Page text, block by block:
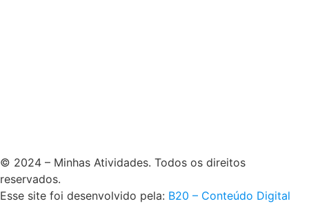
© 2024 – Minhas Atividades. Todos os direitos
reservados.
Esse site foi desenvolvido pela: B20 – Conteúdo Digital